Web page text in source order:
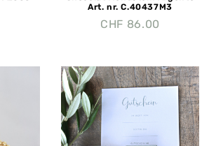
Art. nr. C.40437M3
CHF 86.00